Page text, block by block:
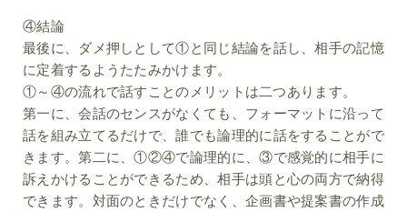
④結論
最後に、ダメ押しとして①と同じ結論を話し、相手の記憶
に定着するようたたみかけます。
①～④の流れで話すことのメリットは二つあります。
第一に、会話のセンスがなくても、フォーマットに沿って
話を組み立てるだけで、誰でも論理的に話をすることがで
きます。第二に、①②④で論理的に、③で感覚的に相手に
訴えかけることができるため、相手は頭と心の両方で納得
できます。対面のときだけでなく、企画書や提案書の作成